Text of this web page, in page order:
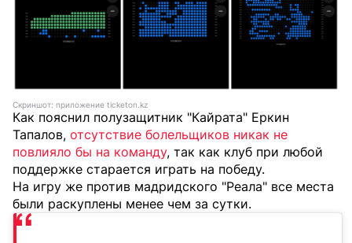
Скриншот: приложение ticketon.kz
Как пояснил полузащитник "Кайрата" Еркин
Тапалов, отсутствие болельщиков никак не
повлияло бы на команду, так как клуб при любой
поддержке старается играть на победу.
На игру же против мадридского "Реала" все места
были раскуплены менее чем за сутки.